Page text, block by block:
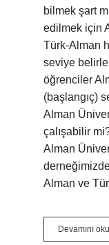
bilmek şart
edilmek için
Türk-Alman
seviye
öğrenciler
(başlangıç)
Alman
çalışabilir
Alman
Alman ve
Devamını